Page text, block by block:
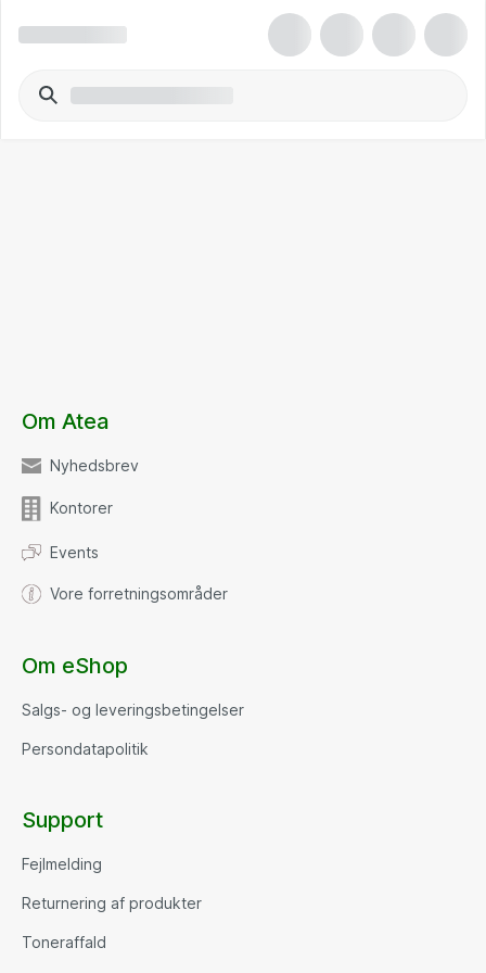
Om Atea
Nyhedsbrev
Kontorer
Events
Vore forretningsområder
Om eShop
Salgs- og leveringsbetingelser
Persondatapolitik
Support
Fejlmelding
Returnering af produkter
Toneraffald